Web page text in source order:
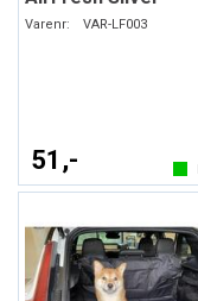
Varenr: VAR-LF003
51,-